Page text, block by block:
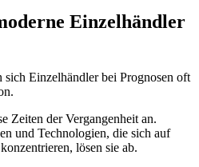
Einzelhändler
Einzelhändler bei Prognosen oft
Zeiten der Vergangenheit an.
und Technologien, die sich auf
lösen sie ab.